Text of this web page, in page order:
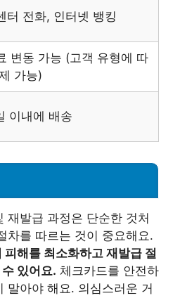
터 전화, 인터넷 뱅킹
변동 가능 (고객 유형에 따
가능)
이내에 배송
재발급 과정은 단순한 것처
차를 따르는 것이 중요해요.
피해를 최소화하고 재발급 절
있어요. 체크카드를 안전하
말아야 해요. 의심스러운 거